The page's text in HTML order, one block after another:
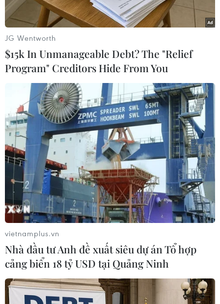
giao thông.
Bên cạnh đó, VEC tiếp nhận mọi phản ánh, kiến
nghị, thông báo sự cố… xảy ra trên tuyến cao tốc
Đà Nẵng-Quảng Ngãi qua số điện thoại đường
dây nóng 19001777.
Được biết, với việc hoàn thành dự án đường kết
nối vào nút giao Chu Lai, các phương tiện của
các Khu công nghiệp Tam Anh Nam, Khu công
nghiệp Kỳ Hà-Chu Lai, cảng Chu Lai, sân bay
Chu Lai trên địa bàn tỉnh Quảng Nam có thể vận
chuyển hàng hóa và hành khách qua đường cao
tốc Đà Nẵng-Quảng Ngãi, rút ngắn thời gian và
chặng đường di chuyển, góp phần thúc đẩy phát
triển kinh tế-xã hội tỉnh Quảng Nam nói riêng
và khu vực miền Trung-Tây Nguyên nói chung./.
(Vietnam+)
JG Wentworth
$15k In Unmanageable Debt? The "Relief
Program" Creditors Hide From You
vietnamplus.vn
Nhà đầu tư Anh đề xuất siêu dự án Tổ hợp
cảng biển 18 tỷ USD tại Quảng Ninh